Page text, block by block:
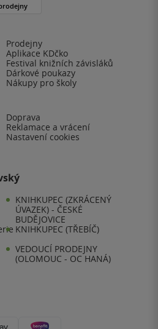
Prodejny
Aplikace KDčko
Festival knižních závisláků
Dárkové poukazy
Nákupy pro školy
Doprava
Reklamace a vrácení
Nastavení cookies
KNIHKUPEC (ZKRÁCENÝ
ÚVAZEK) - ČESKÉ
BUDĚJOVICE
KNIHKUPEC (TŘEBÍČ)
VEDOUCÍ PRODEJNY
(OLOMOUC - OC HANÁ)